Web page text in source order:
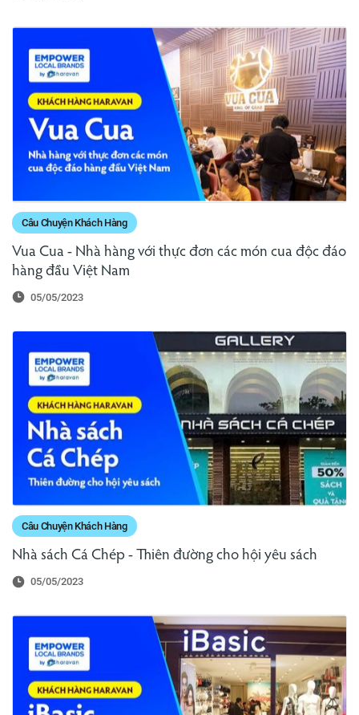
Câu Chuyện Khách Hàng
Vua Cua - Nhà hàng với thực đơn các món cua độc đáo
hàng đầu Việt Nam
05/05/2023
Câu Chuyện Khách Hàng
Nhà sách Cá Chép - Thiên đường cho hội yêu sách
05/05/2023